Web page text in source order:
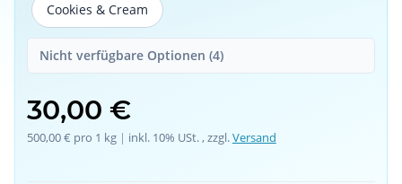
Cookies & Cream
Cookies & Cream
Nicht verfügbare Optionen (4)
30,00 €
500,00 € pro 1 kg | inkl. 10% USt. , zzgl.Versand